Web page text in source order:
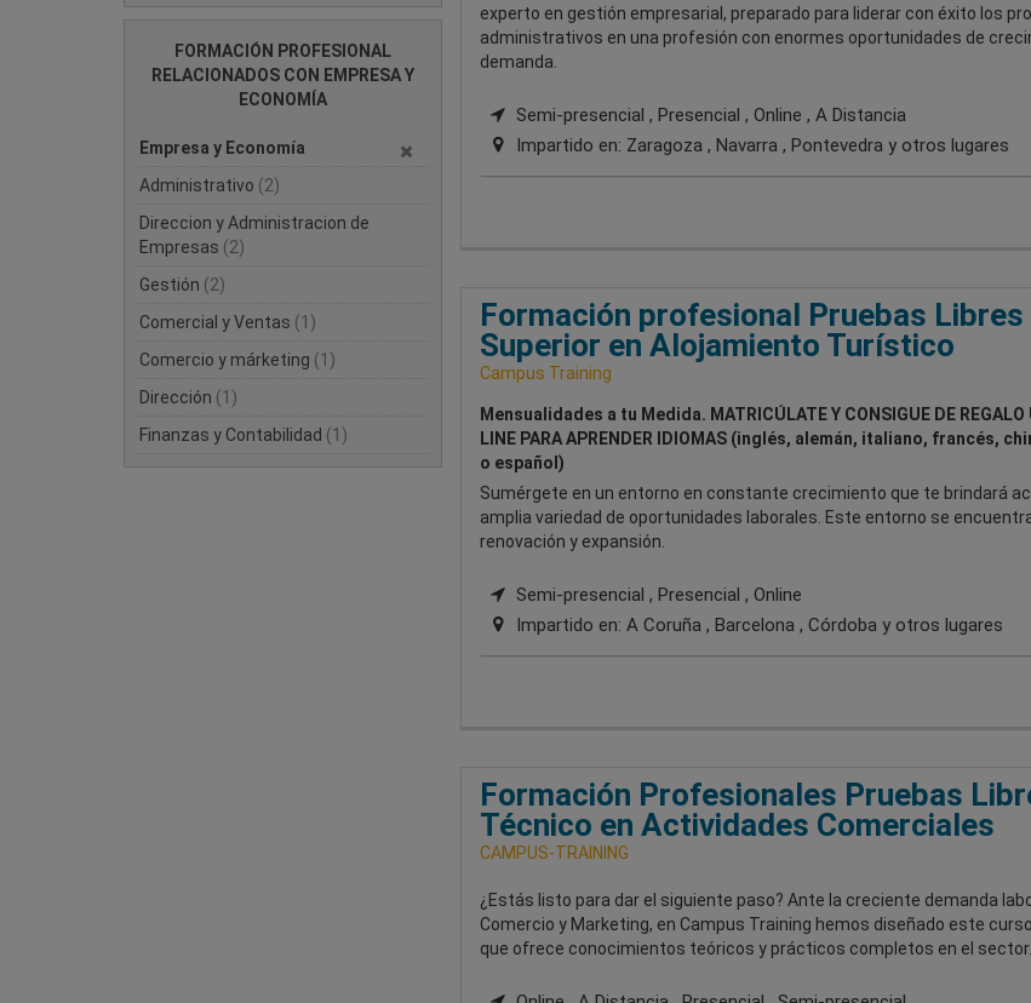
FORMACIÓN PROFESIONAL
RELACIONADOS CON EMPRESA Y
ECONOMÍA
Empresa y Economía
Administrativo (2)
Direccion y Administracion de
Empresas (2)
Gestión (2)
Comercial y Ventas (1)
Comercio y márketing (1)
Dirección (1)
Finanzas y Contabilidad (1)
experto en gestión empresarial, preparado para liderar con éxito los
administrativos en una profesión con enormes oportunidades de
demanda.
Semi-presencial , Presencial , Online , A Distancia
Impartido en: Zaragoza , Navarra , Pontevedra y otros lugares
Formación profesional Pruebas Libres
Superior en Alojamiento Turístico
Campus Training
Mensualidades a tu Medida. MATRICÚLATE Y CONSIGUE DE REGALO
LINE PARA APRENDER IDIOMAS (inglés, alemán, italiano, francés,
o español)
Sumérgete en un entorno en constante crecimiento que te brindará
amplia variedad de oportunidades laborales. Este entorno se
renovación y expansión.
Semi-presencial , Presencial , Online
Impartido en: A Coruña , Barcelona , Córdoba y otros lugares
Formación Profesionales Pruebas
Técnico en Actividades Comerciales
CAMPUS-TRAINING
¿Estás listo para dar el siguiente paso? Ante la creciente demanda
Comercio y Marketing, en Campus Training hemos diseñado este
que ofrece conocimientos teóricos y prácticos completos en el sector.